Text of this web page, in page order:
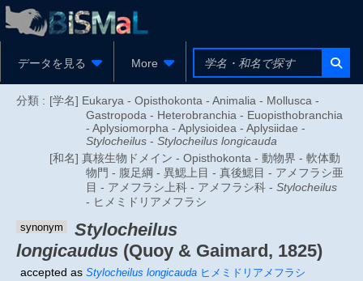
データを見る More
分類 : [学名] Eukarya - Opisthokonta - Animalia - Mollusca -
Gastropoda - Heterobranchia - Euopisthobranchia
- Aplysiomorpha - Aplysioidea - Aplysiidae -
Stylocheilus - Stylocheilus longicauda
[和名] 真核生物ドメイン - Opisthokonta - 動物界 - 軟体動
物門 - 腹足綱 - 異鰓上目 - 真後鰓目 - アメフラシ亜
目 - アメフラシ上科 - アメフラシ科 - Stylocheilus
- ヒメミドリアメフラシ
synonym
Stylocheilus
longicaudus (Quoy & Gaimard, 1825)
accepted as Stylocheilus longicauda ヒメミドリアメフラシ